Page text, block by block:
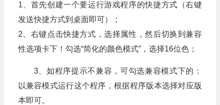
1、首先创建一个要运行游戏程序的快捷方式（右键
发送快捷方式到桌面即可）；
2、右键点击快捷方式，选择属性，然后切换到兼容
性选项卡下！勾选“简化的颜色模式”，选择16位色；
3、如程序提示不兼容，可勾选兼容模式下的：
以兼容模式运行这个程序，根据程序版本选择对应版
本即可。